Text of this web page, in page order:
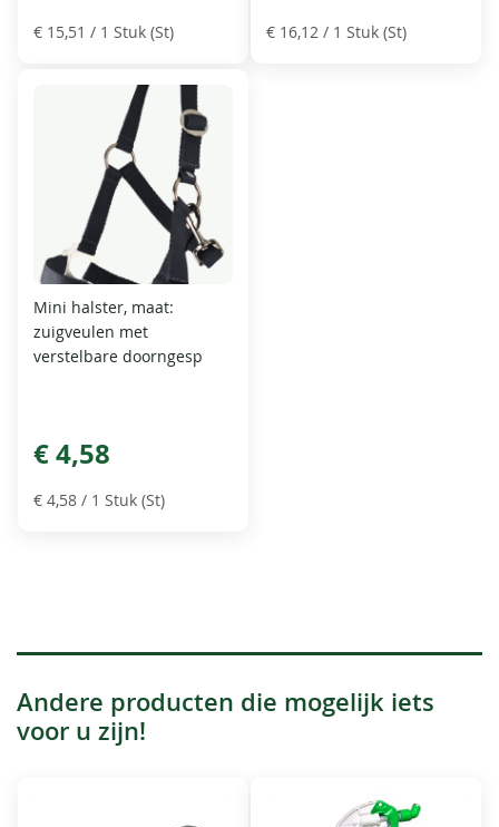
€ 15,51 / 1 Stuk (St) € 16,12 / 1 Stuk (St)
Mini halster, maat:
zuigveulen met
verstelbare doorngesp
€ 4,58
€ 4,58 / 1 Stuk (St)
Andere producten die mogelijk iets
voor u zijn!